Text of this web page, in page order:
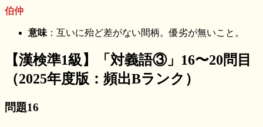
伯仲
意味 ：互いに殆ど差がない間柄。優劣が無いこと。
【漢検準1級】「対義語③」16〜20問目
（2025年度版：頻出Bランク）
問題16